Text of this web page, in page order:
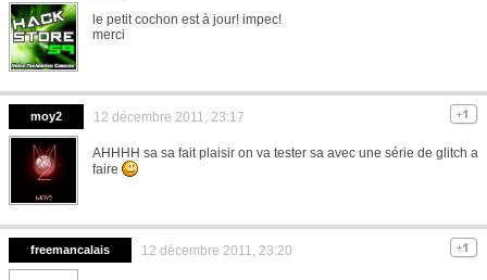
le petit cochon est à jour! impec!
merci
moy2 12 décembre 2011, 23:17
AHHHH sa sa fait plaisir on va tester sa avec une série de glitch a
faire
freemancalais 12 décembre 2011, 23:20